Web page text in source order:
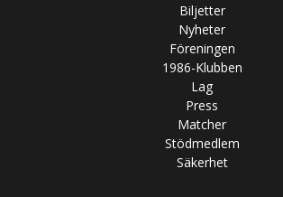
Biljetter
Nyheter
Föreningen
1986-Klubben
Lag
Press
Matcher
Stödmedlem
Säkerhet